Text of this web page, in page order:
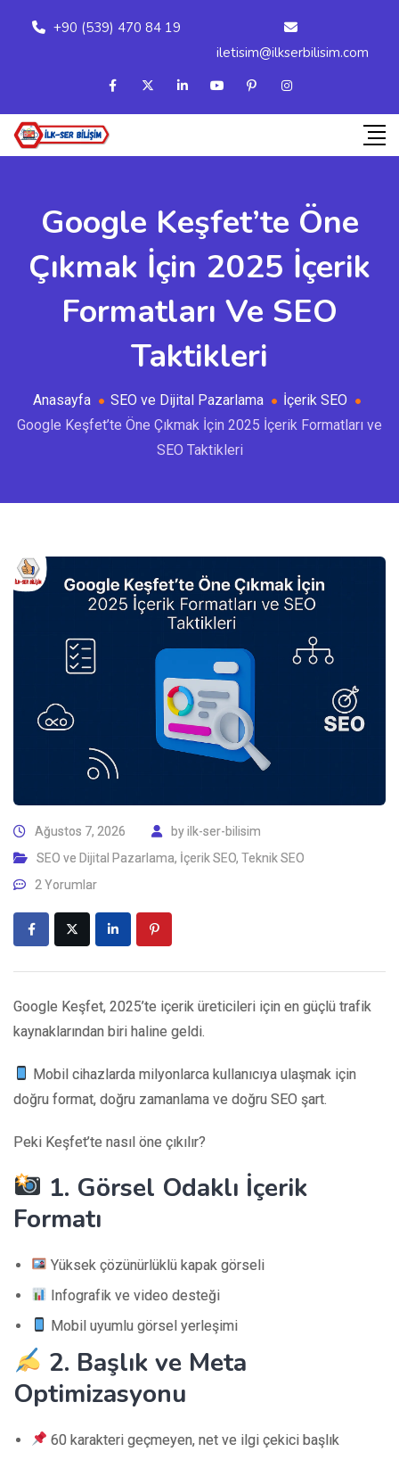
+90 (539) 470 84 19
iletisim@ilkserbilisim.com
Google Keşfet’te Öne
Çıkmak İçin 2025 İçerik
Formatları Ve SEO
Taktikleri
Anasayfa SEO ve Dijital Pazarlama
İçerik SEO
Google Keşfet’te Öne Çıkmak İçin 2025 İçerik Formatları ve
SEO Taktikleri
Ağustos 7, 2026 byilk-ser-bilisim
SEO ve Dijital Pazarlama, İçerik SEO, Teknik SEO
2 Yorumlar
Google Keşfet, 2025’te içerik üreticileri için en güçlü trafik
kaynaklarından biri haline geldi.
Mobil cihazlarda milyonlarca kullanıcıya ulaşmak için
doğru format, doğru zamanlama ve doğru SEO şart.
Peki Keşfet’te nasıl öne çıkılır?
1. Görsel Odaklı İçerik
Formatı
Yüksek çözünürlüklü kapak görseli
Infografik ve video desteği
Mobil uyumlu görsel yerleşimi
2. Başlık ve Meta
Optimizasyonu
60 karakteri geçmeyen, net ve ilgi çekici başlık